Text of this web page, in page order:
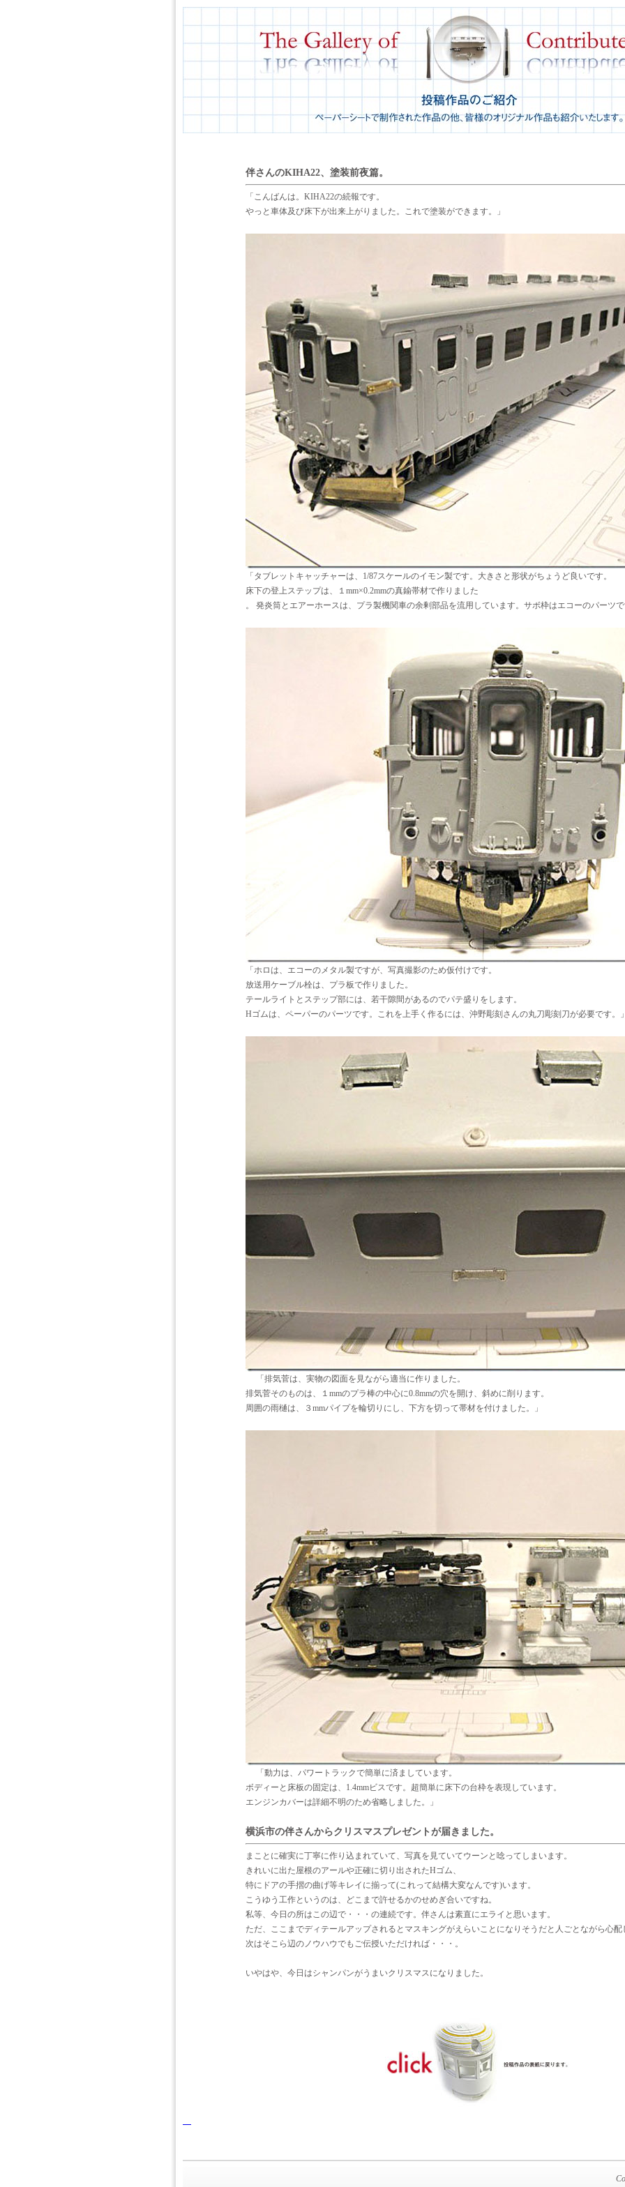
伴さんのKIHA22、塗装前夜篇。
「こんばんは。KIHA22の続報です。
やっと車体及び床下が出来上がりました。これで塗装ができます。」
「タブレットキャッチャーは、1/87スケールのイモン製です。大きさと形状がちょうど良いです。
床下の登上ステップは、１mm×0.2mmの真鍮帯材で作りました
。 発炎筒とエアーホースは、プラ製機関車の余剰部品を流用しています。サボ枠はエコーのパーツ
「ホロは、エコーのメタル製ですが、写真撮影のため仮付けです。
放送用ケーブル栓は、プラ板で作りました。
テールライトとステップ部には、若干隙間があるのでパテ盛りをします。
Hゴムは、ペーパーのパーツです。これを上手く作るには、沖野彫刻さんの丸刀彫刻刀が必要です。
「排気菅は、実物の図面を見ながら適当に作りました。
排気菅そのものは、１mmのプラ棒の中心に0.8mmの穴を開け、斜めに削ります。
周囲の雨樋は、３mmパイプを輪切りにし、下方を切って帯材を付けました。」
「動力は、パワートラックで簡単に済ましています。
ボディーと床板の固定は、1.4mmビスです。超簡単に床下の台枠を表現しています。
エンジンカバーは詳細不明のため省略しました。」
横浜市の伴さんからクリスマスプレゼントが届きました。
まことに確実に丁寧に作り込まれていて、写真を見ていてウーンと唸ってしまいます。
きれいに出た屋根のアールや正確に切り出されたHゴム、
特にドアの手摺の曲げ等キレイに揃って(これって結構大変なんです)います。
こうゆう工作というのは、どこまで許せるかのせめぎ合いですね。
私等、今日の所はこの辺で・・・の連続です。伴さんは素直にエライと思います。
ただ、ここまでディテールアップされるとマスキングがえらいことになりそうだと人ごとながら心
次はそこら辺のノウハウでもご伝授いただければ・・・。
いやはや、今日はシャンパンがうまいクリスマスになりました。